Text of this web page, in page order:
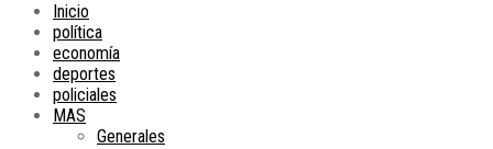
Inicio
política
economía
deportes
policiales
MAS
Generales